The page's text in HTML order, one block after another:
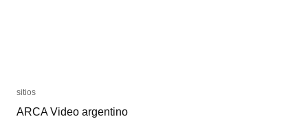
sitios
ARCA Video argentino
sitios
ARCA Video argentino